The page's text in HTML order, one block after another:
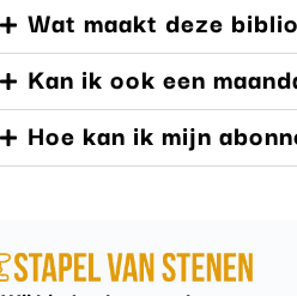
Wat maakt deze
Kan ik ook een
Hoe kan ik mijn